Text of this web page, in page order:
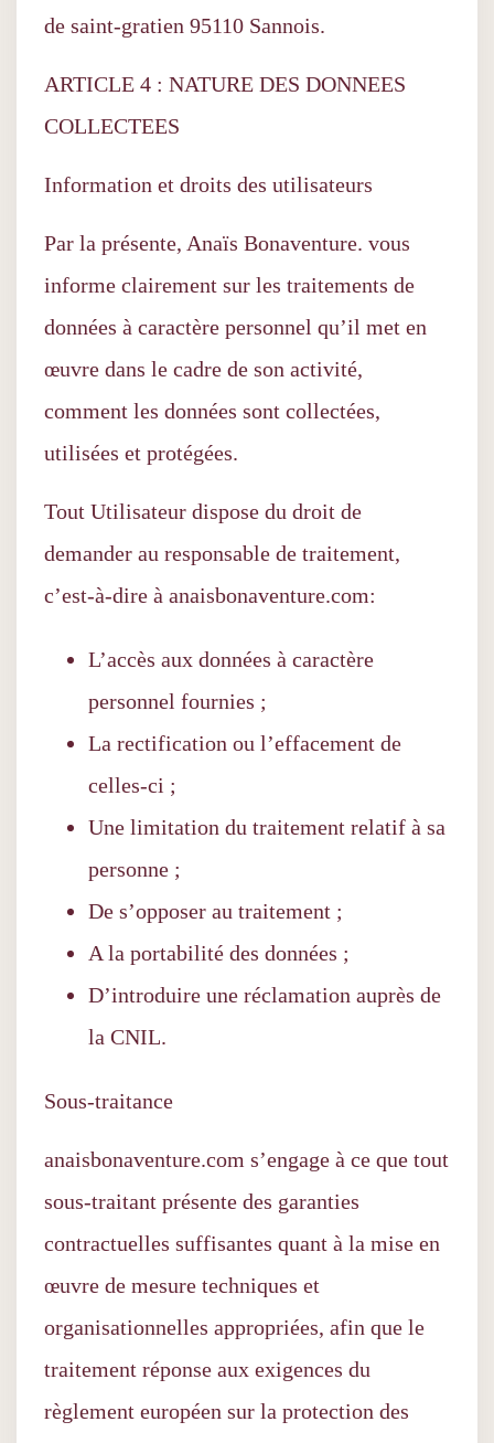
de saint-gratien 95110 Sannois.
ARTICLE 4 : NATURE DES DONNEES
COLLECTEES
Information et droits des utilisateurs
Par la présente, Anaïs Bonaventure. vous
informe clairement sur les traitements de
données à caractère personnel qu’il met en
œuvre dans le cadre de son activité,
comment les données sont collectées,
utilisées et protégées.
Tout Utilisateur dispose du droit de
demander au responsable de traitement,
c’est-à-dire à anaisbonaventure.com:
L’accès aux données à caractère
personnel fournies ;
La rectification ou l’effacement de
celles-ci ;
Une limitation du traitement relatif à sa
personne ;
De s’opposer au traitement ;
A la portabilité des données ;
D’introduire une réclamation auprès de
la CNIL.
Sous-traitance
anaisbonaventure.com s’engage à ce que tout
sous-traitant présente des garanties
contractuelles suffisantes quant à la mise en
œuvre de mesure techniques et
organisationnelles appropriées, afin que le
traitement réponse aux exigences du
règlement européen sur la protection des